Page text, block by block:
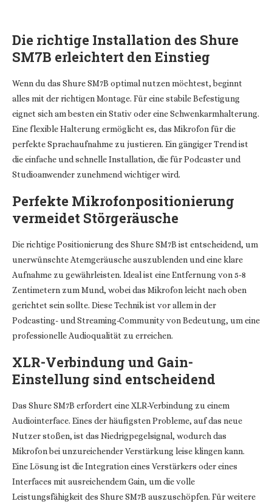
Die richtige Installation des Shure
SM7B erleichtert den Einstieg
Wenn du das Shure SM7B optimal nutzen möchtest, beginnt
alles mit der richtigen Montage. Für eine stabile Befestigung
eignet sich am besten ein Stativ oder eine Schwenkarmhalterung.
Eine flexible Halterung ermöglicht es, das Mikrofon für die
perfekte Sprachaufnahme zu justieren. Ein gängiger Trend ist
die einfache und schnelle Installation, die für Podcaster und
Studioanwender zunehmend wichtiger wird.
Perfekte Mikrofonpositionierung
vermeidet Störgeräusche
Die richtige Positionierung des Shure SM7B ist entscheidend, um
unerwünschte Atemgeräusche auszublenden und eine klare
Aufnahme zu gewährleisten. Ideal ist eine Entfernung von 5-8
Zentimetern zum Mund, wobei das Mikrofon leicht nach oben
gerichtet sein sollte. Diese Technik ist vor allem in der
Podcasting- und Streaming-Community von Bedeutung, um eine
professionelle Audioqualität zu erreichen.
XLR-Verbindung und Gain-
Einstellung sind entscheidend
Das Shure SM7B erfordert eine XLR-Verbindung zu einem
Audiointerface. Eines der häufigsten Probleme, auf das neue
Nutzer stoßen, ist das Niedrigpegelsignal, wodurch das
Mikrofon bei unzureichender Verstärkung leise klingen kann.
Eine Lösung ist die Integration eines Verstärkers oder eines
Interfaces mit ausreichendem Gain, um die volle
Leistungsfähigkeit des Shure SM7B auszuschöpfen. Für weitere